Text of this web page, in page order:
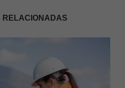
RELACIONADAS